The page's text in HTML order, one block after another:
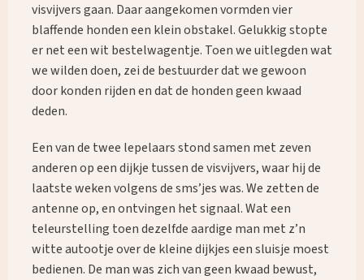
visvijvers gaan. Daar aangekomen vormden vier
blaffende honden een klein obstakel. Gelukkig stopte
er net een wit bestelwagentje. Toen we uitlegden wat
we wilden doen, zei de bestuurder dat we gewoon
door konden rijden en dat de honden geen kwaad
deden.
Een van de twee lepelaars stond samen met zeven
anderen op een dijkje tussen de visvijvers, waar hij de
laatste weken volgens de sms’jes was. We zetten de
antenne op, en ontvingen het signaal. Wat een
teleurstelling toen dezelfde aardige man met z’n
witte autootje over de kleine dijkjes een sluisje moest
bedienen. De man was zich van geen kwaad bewust,